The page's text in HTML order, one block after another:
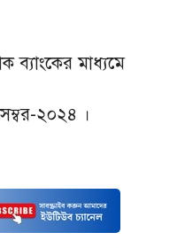
ব্যাংকের মাধ্যমে
২০২৪ ।